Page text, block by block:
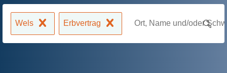
Wels Erbvertrag